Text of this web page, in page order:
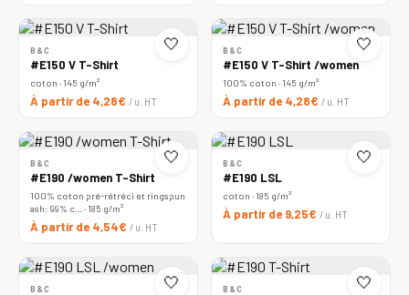
🤍
B&C
#E150 V T-Shirt
coton · 145 g/m²
À partir de 4,28€ / u. HT
🤍
B&C
#E150 V T-Shirt /women
100% coton · 145 g/m²
À partir de 4,28€ / u. HT
🤍
B&C
#E190 /women T-Shirt
100% coton pré-rétréci et ringspun
ash: 99% c… · 185 g/m²
À partir de 4,54€ / u. HT
🤍
B&C
#E190 LSL
coton · 185 g/m²
À partir de 9,25€ / u. HT
🤍
B&C 🤍
B&C